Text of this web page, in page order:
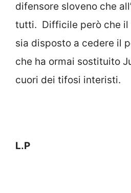
difensore sloveno che all’
tutti. Difficile però che il
sia disposto a cedere il
che ha ormai sostituito
cuori dei tifosi interisti.
L.P